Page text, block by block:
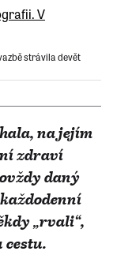
strávila devět
na jejím
zdraví
daný
„rvali“,